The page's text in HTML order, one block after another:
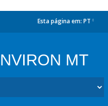
Esta página em: PT
MT